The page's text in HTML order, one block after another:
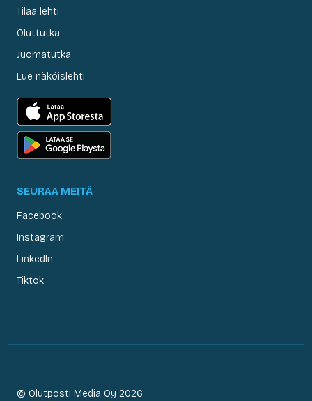
Tilaa lehti
Oluttutka
Juomatutka
Lue näköislehti
SEURAA MEITÄ
Facebook
Instagram
LinkedIn
Tiktok
© Olutposti Media Oy 2026